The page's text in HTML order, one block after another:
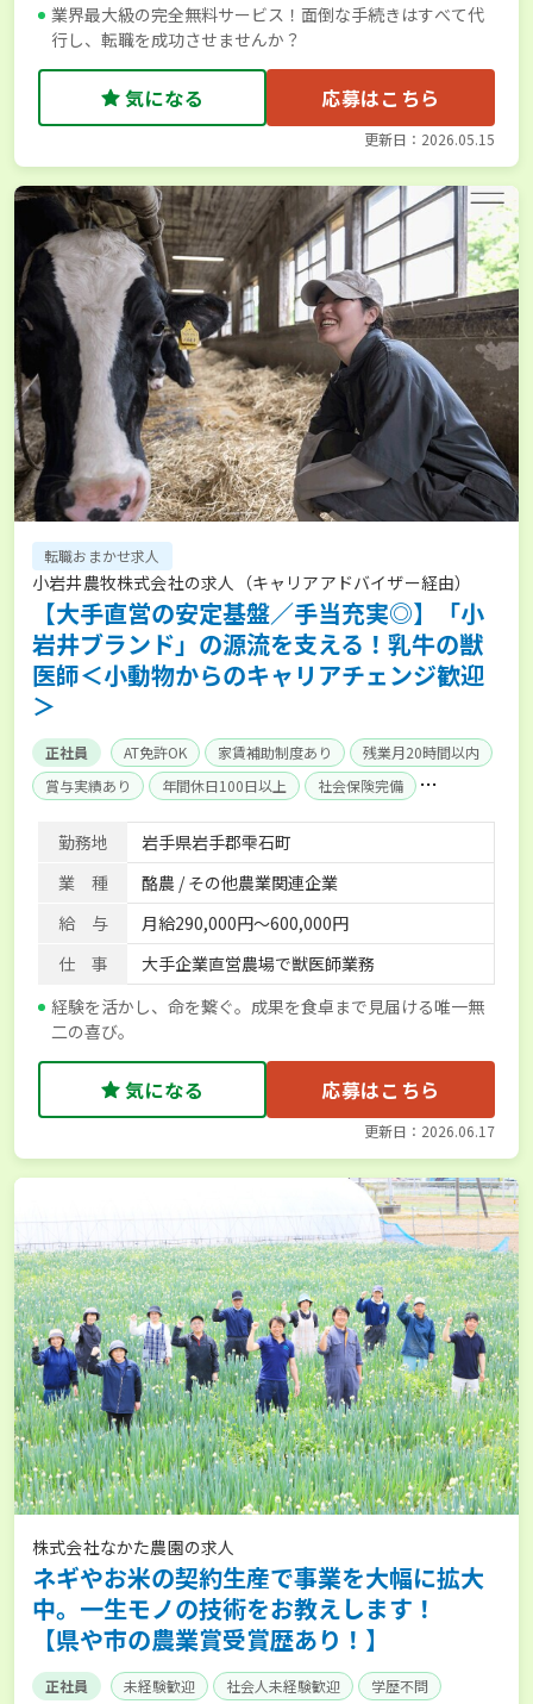
業界最大級の完全無料サービス！面倒な手続きはすべて代
行し、転職を成功させませんか？
気になる 応募はこちら
更新日：2026.05.15
転職おまかせ求人
小岩井農牧株式会社の求人（キャリアアドバイザー経由）
【大手直営の安定基盤／手当充実◎】「小
岩井ブランド」の源流を支える！乳牛の獣
医師＜小動物からのキャリアチェンジ歓迎
＞
正社員 AT免許OK 家賃補助制度あり
残業月20時間以内
賞与実績あり
年間休日100日以上
社会保険完備
世帯寮あり
勤務地
岩手県岩手郡雫石町
業 種
酪農 / その他農業関連企業
給 与
月給290,000円～600,000円
仕 事
大手企業直営農場で獣医師業務
経験を活かし、命を繋ぐ。成果を食卓まで見届ける唯一無
二の喜び。
気になる 応募はこちら
更新日：2026.06.17
株式会社なかた農園の求人
ネギやお米の契約生産で事業を大幅に拡大
中。一生モノの技術をお教えします！
【県や市の農業賞受賞歴あり！】
正社員 未経験歓迎 社会人未経験歓迎
学歴不問